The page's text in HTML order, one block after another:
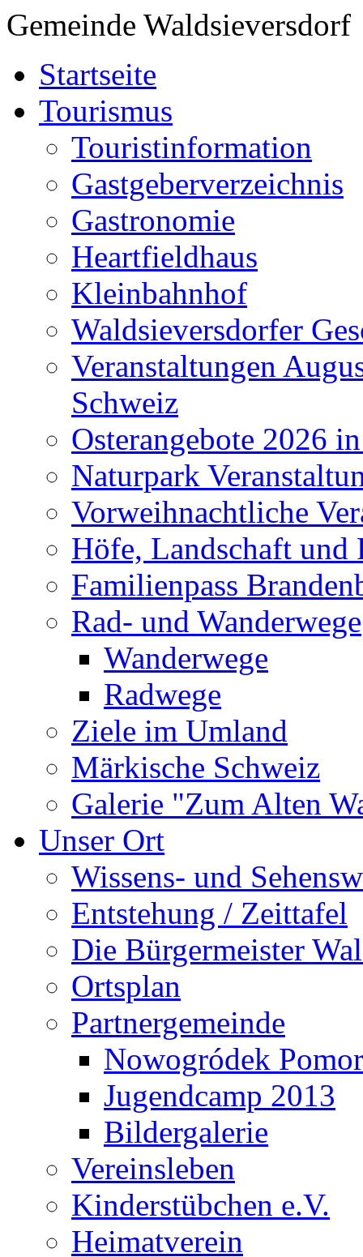
Gemeinde Waldsieversdorf
Startseite
Tourismus
Touristinformation
Gastgeberverzeichnis
Gastronomie
Heartfieldhaus
Kleinbahnhof
Waldsieversdorfer
Veranstaltungen
Schweiz
Osterangebote 2026
Naturpark
Vorweihnachtliche
Höfe, Landschaft und
Familienpass
Rad- und Wanderwege
Wanderwege
Radwege
Ziele im Umland
Märkische Schweiz
Galerie "Zum Alten
Unser Ort
Wissens- und
Entstehung / Zeittafel
Die Bürgermeister
Ortsplan
Partnergemeinde
Nowogródek
Jugendcamp 2013
Bildergalerie
Vereinsleben
Kinderstübchen e.V.
Heimatverein